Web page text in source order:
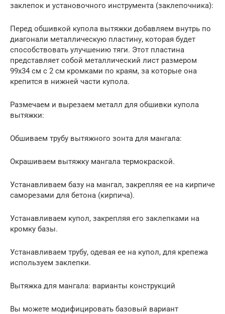
заклепок и установочного инструмента (заклепочника):
Перед обшивкой купола вытяжки добавляем внутрь по
диагонали металлическую пластину, которая будет
способствовать улучшению тяги. Этот пластина
представляет собой металлический лист размером
99х34 см с 2 см кромками по краям, за которые она
крепится в нижней части купола.
Размечаем и вырезаем металл для обшивки купола
вытяжки:
Обшиваем трубу вытяжного зонта для мангала:
Окрашиваем вытяжку мангала термокраской.
Устанавливаем базу на мангал, закрепляя ее на кирпиче
саморезами для бетона (кирпича).
Устанавливаем купол, закрепляя его заклепками на
кромку базы.
Устанавливаем трубу, одевая ее на купол, для крепежа
используем заклепки.
Вытяжка для мангала: варианты конструкций
Вы можете модифицировать базовый вариант